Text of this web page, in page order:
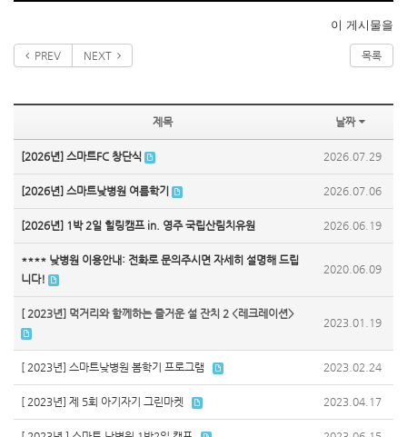
이 게시물을
PREV NEXT 목록
제목 날짜
[2026년] 스마트FC 창단식 2026.07.29
[2026년] 스마트낮병원 여름학기 2026.07.06
[2026년] 1박 2일 힐링캠프 in. 영주 국립산림치유원 2026.06.19
**** 낮병원 이용안내: 전화로 문의주시면 자세히 설명해 드립
니다!
2020.06.09
[ 2023년] 먹거리와 함께하는 즐거운 설 잔치 2 <레크레이션>
2023.01.19
[ 2023년] 스마트낮병원 봄학기 프로그램 2023.02.24
[ 2023년] 제 5회 아기자기 그린마켓 2023.04.17